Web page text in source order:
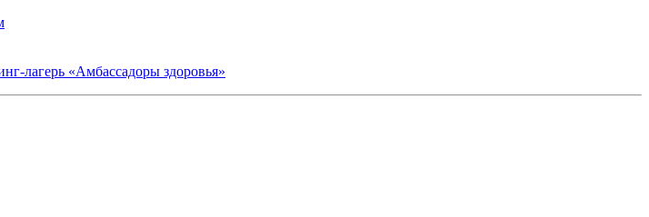
лагерь «Амбассадоры здоровья»